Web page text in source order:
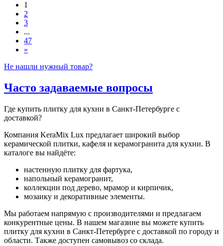
1
2
3
...
47
»
Не нашли нужный товар?
Часто задаваемые вопросы
Где купить плитку для кухни в Санкт-Петербурге с
доставкой?
Компания KeraMix Lux предлагает широкий выбор
керамической плитки, кафеля и керамогранита для кухни. В
каталоге вы найдёте:
настенную плитку для фартука,
напольный керамогранит,
коллекции под дерево, мрамор и кирпичик,
мозаику и декоративные элементы.
Мы работаем напрямую с производителями и предлагаем
конкурентные цены. В нашем магазине вы можете купить
плитку для кухни в Санкт-Петербурге с доставкой по городу и
области. Также доступен самовывоз со склада.